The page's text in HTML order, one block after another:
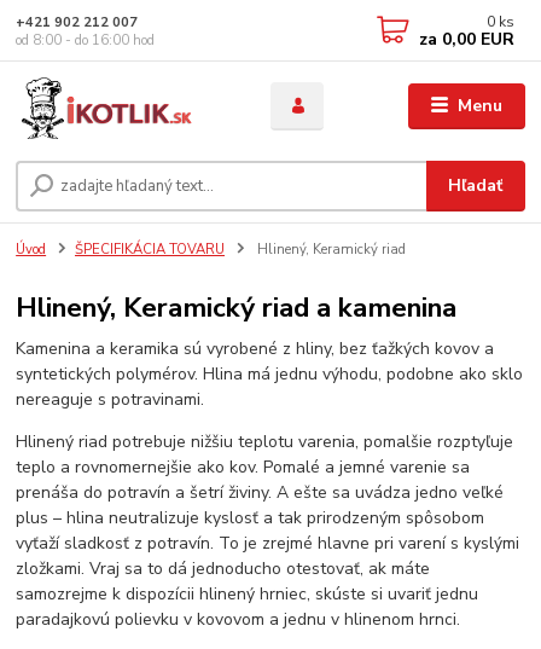
Menu
Hľadať
+421 902 212 007
od 8:00 - do 16:00 hod
0 ks
za 0,00 EUR
Úvod ŠPECIFIKÁCIA TOVARU Hlinený, Keramický riad
Hlinený, Keramický riad a kamenina
Kamenina a keramika sú vyrobené z hliny, bez ťažkých kovov a
syntetických polymérov. Hlina má jednu výhodu, podobne ako sklo
nereaguje s potravinami.
Hlinený riad potrebuje nižšiu teplotu varenia, pomalšie rozptyľuje
teplo a rovnomernejšie ako kov. Pomalé a jemné varenie sa
prenáša do potravín a šetrí živiny. A ešte sa uvádza jedno veľké
plus – hlina neutralizuje kyslosť a tak prirodzeným spôsobom
vyťaží sladkosť z potravín. To je zrejmé hlavne pri varení s kyslými
zložkami. Vraj sa to dá jednoducho otestovať, ak máte
samozrejme k dispozícii hlinený hrniec, skúste si uvariť jednu
paradajkovú polievku v kovovom a jednu v hlinenom hrnci.